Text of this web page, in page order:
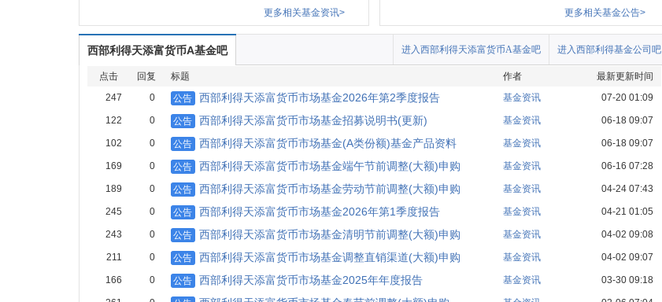
更多相关基金资讯>
更多相关基金公告>
西部利得天添富货币A基金吧 进入西部利得基金公司吧
进入西部利得天添富货币A基金吧
点击 回复 标题 作者
最新更新时间
247
0 公告 西部利得天添富货币市场基金2026年第2季度报告 基金资讯 07-20 01:09
122 0 公告 西部利得天添富货币市场基金招募说明书(更新) 基金资讯 06-18 09:07
102 0 公告 西部利得天添富货币市场基金(A类份额)基金产品资料 基金资讯 06-18 09:07
169 0 公告 西部利得天添富货币市场基金端午节前调整(大额)申购 基金资讯 06-16 07:28
189 0 公告 西部利得天添富货币市场基金劳动节前调整(大额)申购 基金资讯 04-24 07:43
245 0 公告 西部利得天添富货币市场基金2026年第1季度报告 基金资讯 04-21 01:05
243 0 公告 西部利得天添富货币市场基金清明节前调整(大额)申购 基金资讯 04-02 09:08
211 0 公告 西部利得天添富货币市场基金调整直销渠道(大额)申购 基金资讯 04-02 09:07
166 0 公告 西部利得天添富货币市场基金2025年年度报告 基金资讯 03-30 09:18